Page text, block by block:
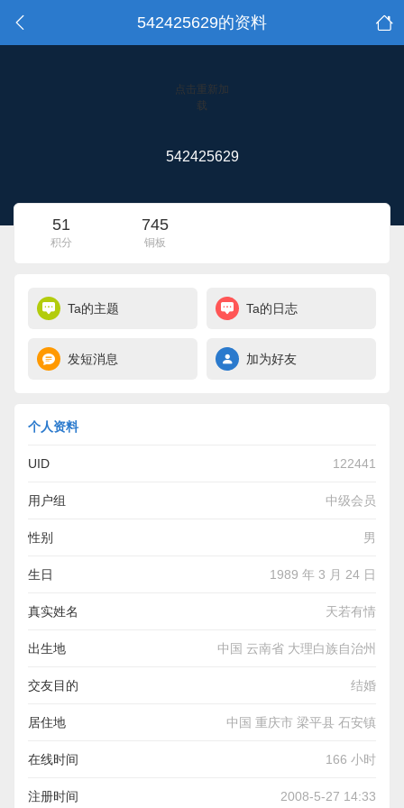
542425629的资料
点击重新加
载
542425629
51
积分
745
铜板
Ta的主题 Ta的日志
发短消息 加为好友
个人资料
UID 122441
用户组 中级会员
性别 男
生日 1989 年 3 月 24 日
真实姓名 天若有情
出生地 中国 云南省 大理白族自治州
交友目的 结婚
居住地 中国 重庆市 梁平县 石安镇
在线时间 166 小时
注册时间 2008-5-27 14:33